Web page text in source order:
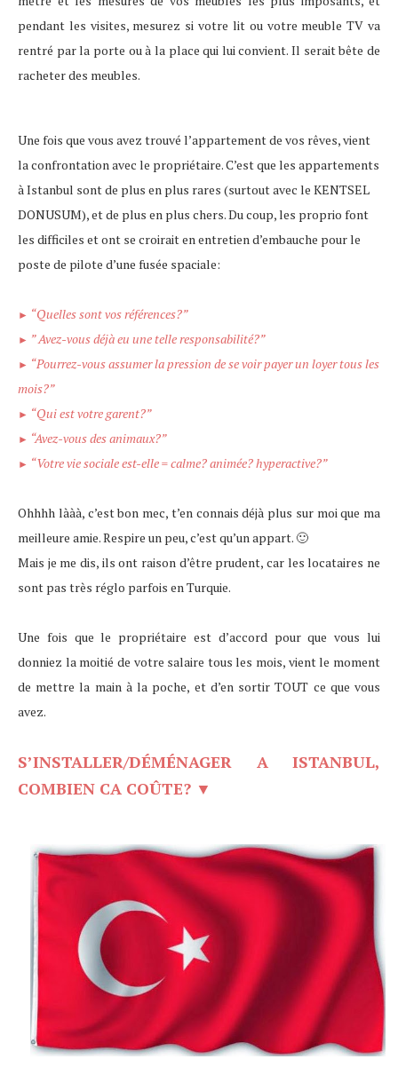
pendant les visites, mesurez si votre lit ou votre meuble TV va
rentré par la porte ou à la place qui lui convient. Il serait bête de
racheter des meubles.
Une fois que vous avez trouvé l’appartement de vos rêves, vient
la confrontation avec le propriétaire. C’est que les appartements
à Istanbul sont de plus en plus rares (surtout avec le KENTSEL
DONUSUM), et de plus en plus chers. Du coup, les proprio font
les difficiles et ont se croirait en entretien d’embauche pour le
poste de pilote d’une fusée spaciale:
► “Quelles sont vos références?”
► ” Avez-vous déjà eu une telle responsabilité?”
► “Pourrez-vous assumer la pression de se voir payer un loyer tous les
mois?”
► “Qui est votre garent?”
► “Avez-vous des animaux?”
► “Votre vie sociale est-elle = calme? animée? hyperactive?”
Ohhhh lààà, c’est bon mec, t’en connais déjà plus sur moi que ma
meilleure amie. Respire un peu, c’est qu’un appart. 🙂
Mais je me dis, ils ont raison d’être prudent, car les locataires ne
sont pas très réglo parfois en Turquie.
Une fois que le propriétaire est d’accord pour que vous lui
donniez la moitié de votre salaire tous les mois, vient le moment
de mettre la main à la poche, et d’en sortir TOUT ce que vous
avez.
S’INSTALLER/DÉMÉNAGER A ISTANBUL,
COMBIEN CA COÛTE? ▼